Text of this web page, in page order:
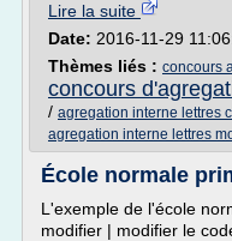
Lire la suite
Date: 2016-11-29
Thèmes liés : concours
concours
/ agregation interne lettres
agregation interne lettres
École normale
L'exemple de l'école
modifier | modifier le